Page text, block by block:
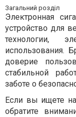
Загальний розділ
Электронная
устройство для
технологии,
использования.
доверие
стабильной
заботе о
Если вы ищете
обратите